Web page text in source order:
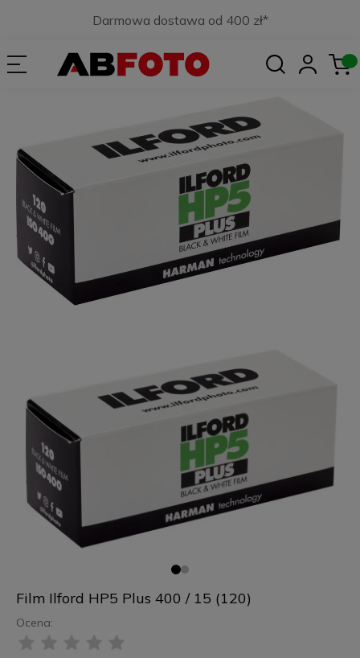
Darmowa dostawa od 400 zł*
Film Ilford HP5 Plus 400 / 15 (120)
Ocena: